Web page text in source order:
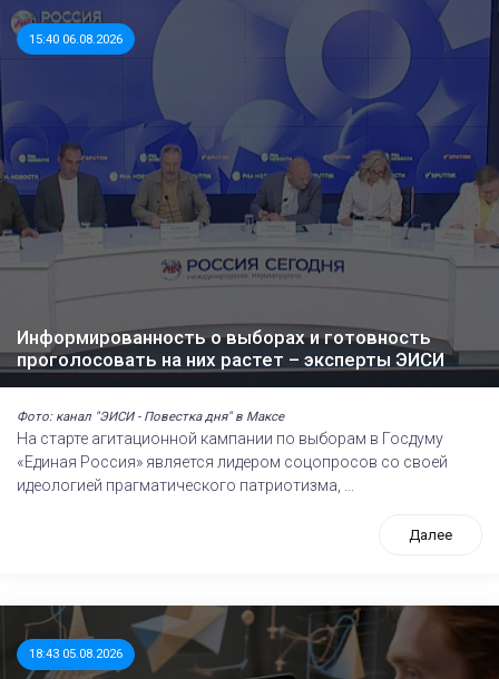
15:40 06.08.2026
Информированность о выборах и готовность
проголосовать на них растет – эксперты ЭИСИ
Фото: канал "ЭИСИ - Повестка дня" в Максе
На старте агитационной кампании по выборам в Госдуму
«Единая Россия» является лидером соцопросов со своей
идеологией прагматического патриотизма, ...
Далее
18:43 05.08.2026